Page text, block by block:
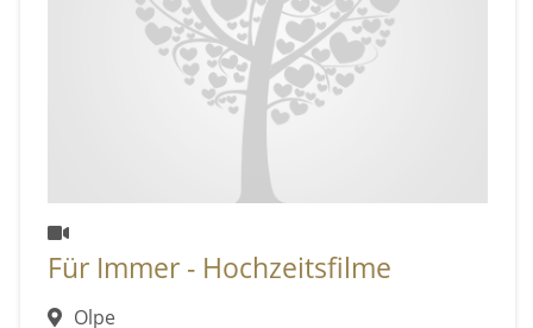
Für Immer - Hochzeitsfilme
Olpe